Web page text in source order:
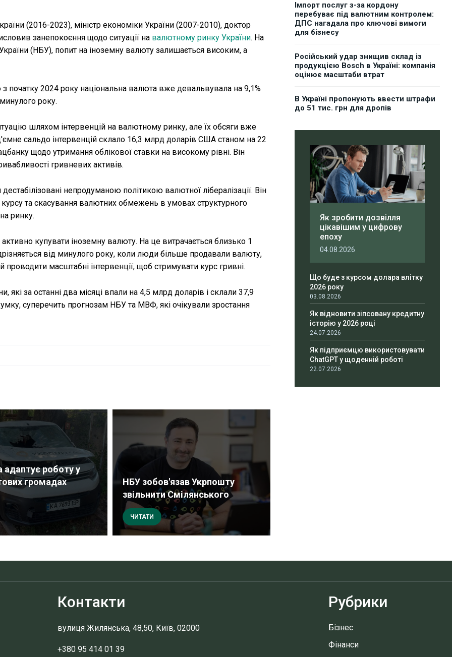
(2016-2023), міністр економіки України (2007-2010), доктор
занепокоєння щодо ситуації на валютному ринку України. На
(НБУ), попит на іноземну валюту залишається високим, а
початку 2024 року національна валюта вже девальвувала на 9,1%
року.
шляхом інтервенцій на валютному ринку, але їх обсяги вже
сальдо інтервенцій склало 16,3 млрд доларів США станом на 22
щодо утримання облікової ставки на високому рівні. Він
гривневих активів.
непродуманою політикою валютної лібералізації. Він
та скасування валютних обмежень в умовах структурного
ринку.
купувати іноземну валюту. На це витрачається близько 1
від минулого року, коли люди більше продавали валюту,
масштабні інтервенції, щоб стримувати курс гривні.
які за останні два місяці впали на 4,5 млрд доларів і склали 37,9
суперечить прогнозам НБУ та МВФ, які очікували зростання
адаптує роботу у
громадах
НБУ зобов'язав Укрпошту
звільнити Смілянського
ЧИТАТИ
Імпорт послуг з-за кордону
перебуває під валютним контролем:
ДПС нагадала про ключові вимоги
для бізнесу
Російський удар знищив склад із
продукцією Bosch в Україні: компанія
оцінює масштаби втрат
В Україні пропонують ввести штрафи
до 51 тис. грн для дропів
Як зробити дозвілля
цікавішим у цифрову
епоху
04.08.2026
Що буде з курсом долара влітку
2026 року
03.08.2026
Як відновити зіпсовану кредитну
історію у 2026 році
24.07.2026
Як підприємцю використовувати
ChatGPT у щоденній роботі
22.07.2026
Контакти
вулиця Жилянська, 48,50, Київ, 02000
+380 95 414 01 39
Рубрики
Бізнес
Фінанси